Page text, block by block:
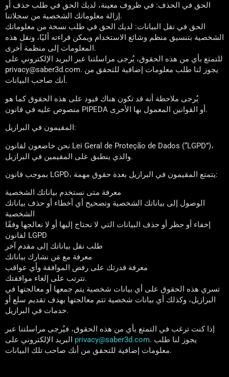
الحق في الحذف: في ظروف معينة، لديك الحق في طلب حذف أو
إزالة معلوماتك الشخصية من سجلاتنا.
الحق في نقل البيانات: لديك الحق في طلب نسخة من معلوماتك
الشخصية بتنسيق منظم وشائع الاستخدام ويمكن قراءته أليًا، ونقل هذه
المعلومات إلى منظمة أخرى.
للتمتع بأي من هذه الحقوق، يُرجى مراسلتنا عبر البريد الإلكتروني على
privacy@saber3d.com. يجوز لنا طلب معلومات إضافية للتحقق من
أنك صاحب البيانات.
يُرجى ملاحظة أنه قد تكون هناك قيود على هذه الحقوق كما هو
منصوص عليه في قانون PIPEDA أو القوانين المعمول بها الأخرى.
المقيمون في البرازيل:
نحن خاضعون لقانون Lei Geral de Proteção de Dados (“LGPD”)،
والذي ينطبق على المقيمين في البرازيل.
بموجب قانون LGPD، يتمتع المقيمون في البرازيل بعدة حقوق مهمة:
معرفة متى نستخدم بياناتك الشخصية
الوصول إلى بياناتك الشخصية وتصحيح أي أخطاء أو حذف بياناتك
الشخصية
إخفاء أو حظر أو حذف البيانات التي لا نحتاج إليها أو لا نعالجها وفقًا
لقانون LGPD
طلب نقل بياناتك إلى مقدم آخر
معرفة مع مَن نشارك بياناتك
معرفة قدرتك على رفض الموافقة وأي عواقب
تترتب على إلغاء موافقتك.
تسري هذه الحقوق على أي بيانات شخصية يتم جمعها أو معالجتها في
البرازيل، وكذلك أي بيانات شخصية تتم معالجتها بهدف تقديم سلع أو
خدمات في البرازيل.
إذا كنت ترغب في التمتع بأي من هذه الحقوق، فيُرجى مراسلتنا عبر
privacy@saber3d.com. يجوز لنا طلب
معلومات إضافية للتحقق من أنك صاحب تلك البيانات.